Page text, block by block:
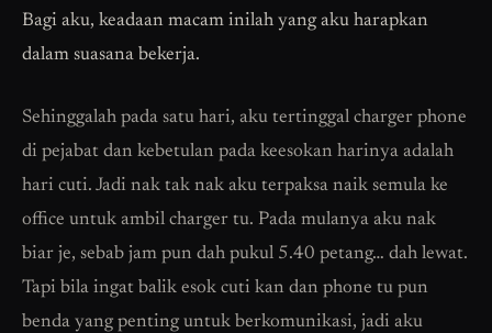
Bagi aku, keadaan macam inilah yang aku harapkan
dalam suasana bekerja.
Sehinggalah pada satu hari, aku tertinggal charger phone
di pejabat dan kebetulan pada keesokan harinya adalah
hari cuti. Jadi nak tak nak aku terpaksa naik semula ke
office untuk ambil charger tu. Pada mulanya aku nak
biar je, sebab jam pun dah pukul 5.40 petang… dah lewat.
Tapi bila ingat balik esok cuti kan dan phone tu pun
benda yang penting untuk berkomunikasi, jadi aku